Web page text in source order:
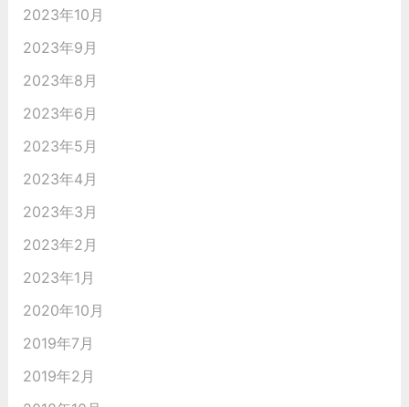
2023年10月
2023年9月
2023年8月
2023年6月
2023年5月
2023年4月
2023年3月
2023年2月
2023年1月
2020年10月
2019年7月
2019年2月